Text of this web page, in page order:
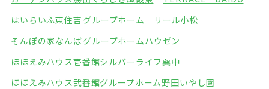
はいらいふ東住吉 グループホーム リール小松
そんぽの家なんばグループホームハウゼン
ほほえみハウス壱番館シルバーライフ巽中
ほほえみハウス弐番館グループホーム野田いやし園